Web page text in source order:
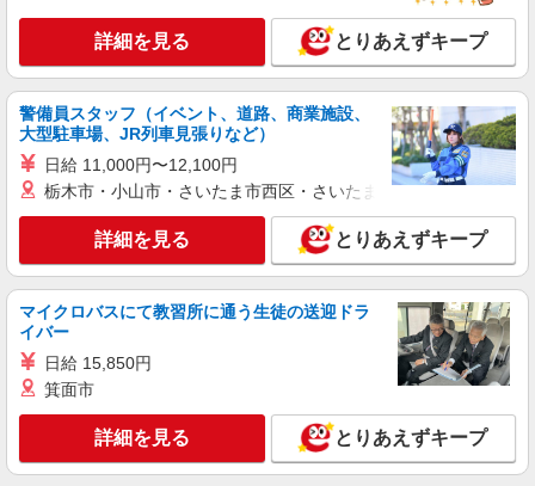
カウンター・キッチンスタッフ ＜優先募集日
時＞土日祝 フルタイム
時給1300円 ＜高校生＞時給1250円
東京都大田区北嶺町37-13
キープ 詳細を見る
アルバイト パート
ケンタッキーフライドチキン 池上店
カウンター・キッチンスタッフ ＜優先募集日
時＞土日祝 18:00〜23:00
時給1400円
詳細を見る
パート
麻布茶房(AZABUSABO) アトレ大森店
詳細を見る とりあえずキープ
警備員スタッフ（イベント、道路、商業施設、
大型駐車場、JR列車見張りなど）
日給 11,000円〜12,100円
栃木市・小山市・さいたま市西区・さいたま市岩槻区・久喜市・
詳細を見る とりあえずキープ
マイクロバスにて教習所に通う生徒の送迎ドラ
イバー
日給 15,850円
箕面市
詳細を見る とりあえずキープ